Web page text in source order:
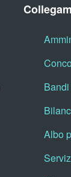
Albo